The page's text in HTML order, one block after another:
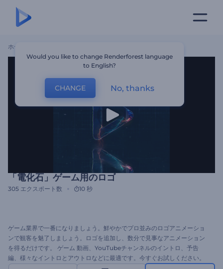
ホーム
「電化石」ゲーム用のロゴ
305 エクスポート数 10 秒
ゲーム業界で一番になりましょう。鮮やかでプロ並みのロゴアニメーショ
ンで観客を魅了しましょう。ロゴを追加し、数分で見事なアニメーション
を得るだけです。 ゲーム 動画、YouTubeチャンネルのイントロ、予告
編、様々なイントロとアウトロなどに最適です。今すぐお試しください。
Would you like to change Renderforest language
to English?
CHANGE No, thanks